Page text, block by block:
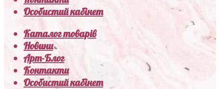
Особистий кабінет
Каталог товарів
Новини
Арт-Блог
Контакти
Особистий кабінет